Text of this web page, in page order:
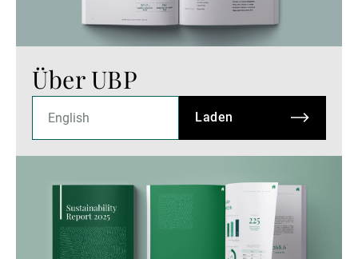
Über UBP
Laden